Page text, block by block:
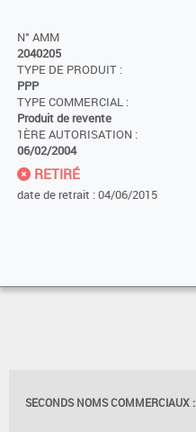
N° AMM
2040205
TYPE DE PRODUIT :
PPP
TYPE COMMERCIAL :
Produit de revente
1ÈRE AUTORISATION :
06/02/2004
RETIRÉ
date de retrait : 04/06/2015
SECONDS NOMS COMMERCIAUX :